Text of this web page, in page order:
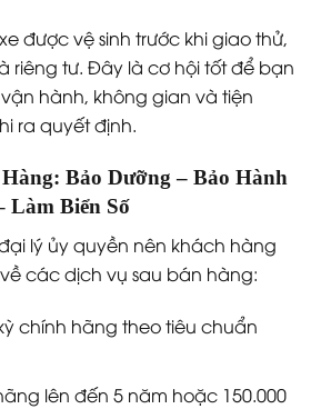
được vệ sinh trước khi giao thử,
riêng tư. Đây là cơ hội tốt để bạn
hành, không gian và tiện
ra quyết định.
Bảo Dưỡng – Bảo Hành
Làm Biển Số
lý ủy quyền nên khách hàng
các dịch vụ sau bán hàng:
chính hãng theo tiêu chuẩn
lên đến 5 năm hoặc 150.000